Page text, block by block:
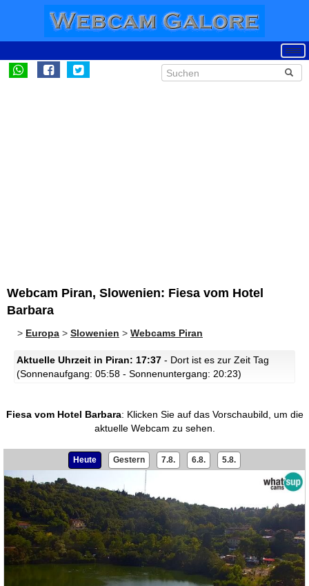
Webcam Piran, Slowenien: Fiesa vom Hotel
Barbara
> Europa > Slowenien > Webcams Piran
Aktuelle Uhrzeit in Piran: 17:37 - Dort ist es zur Zeit Tag
(Sonnenaufgang: 05:58 - Sonnenuntergang: 20:23)
Fiesa vom Hotel Barbara: Klicken Sie auf das Vorschaubild, um die
aktuelle Webcam zu sehen.
Heute Gestern 7.8. 6.8. 5.8.